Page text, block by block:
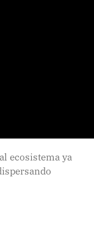
ecosistema ya